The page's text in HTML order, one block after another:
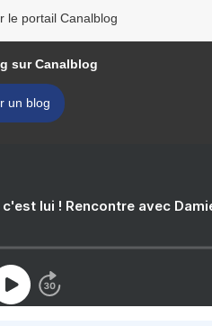
le portail Canalblog
sur Canalblog
un blog
lui ! Rencontre avec